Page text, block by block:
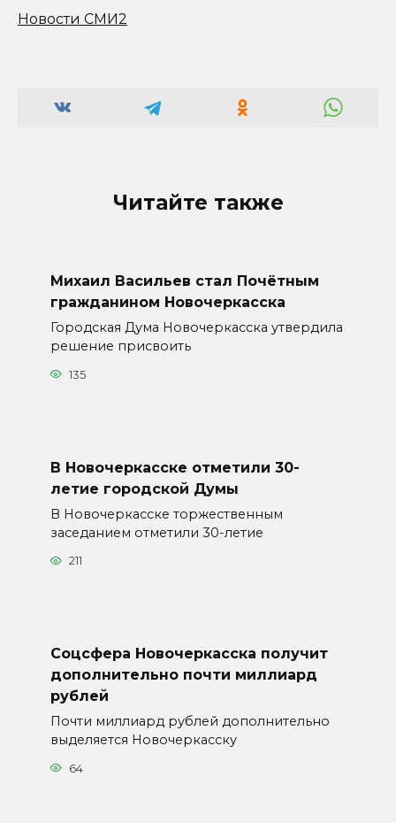
Новости СМИ2
Читайте также
Михаил Васильев стал Почётным
гражданином Новочеркасска
Городская Дума Новочеркасска утвердила
решение присвоить
135
В Новочеркасске отметили 30-
летие городской Думы
В Новочеркасске торжественным
заседанием отметили 30-летие
211
Соцсфера Новочеркасска получит
дополнительно почти миллиард
рублей
Почти миллиард рублей дополнительно
выделяется Новочеркасску
64